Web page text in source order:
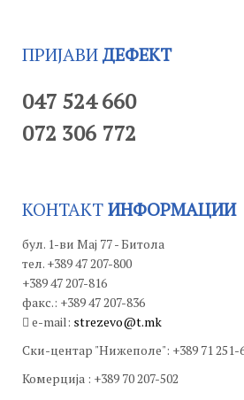
ПРИЈАВИДЕФЕКТ
047 524 660
072 306 772
КОНТАКТИНФОРМАЦИИ
бул. 1-ви Мај 77 - Битола
тел. +389 47 207-800
+389 47 207-816
факс.: +389 47 207-836
e-mail: strezevo@t.mk
Ски-центар "Нижеполе": +389 71 251-
Комерција : +389 70 207-502